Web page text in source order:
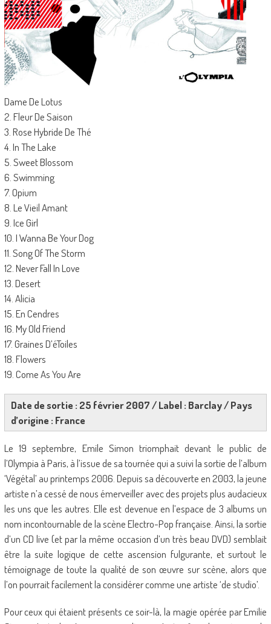
Dame De Lotus
2. Fleur De Saison
3. Rose Hybride De Thé
4. In The Lake
5. Sweet Blossom
6. Swimming
7. Opium
8. Le Vieil Amant
9. Ice Girl
10. I Wanna Be Your Dog
11. Song Of The Storm
12. Never Fall In Love
13. Desert
14. Alicia
15. En Cendres
16. My Old Friend
17. Graines D’éToiles
18. Flowers
19. Come As You Are
Date de sortie : 25 février 2007 / Label : Barclay / Pays
d’origine : France
Le 19 septembre, Emile Simon triomphait devant le public de
l’Olympia à Paris, à l’issue de sa tournée qui a suivi la sortie de l’album
‘Végétal’ au printemps 2006. Depuis sa découverte en 2003, la jeune
artiste n’a cessé de nous émerveiller avec des projets plus audacieux
les uns que les autres. Elle est devenue en l’espace de 3 albums un
nom incontournable de la scène Electro-Pop française. Ainsi, la sortie
d’un CD live (et par la même occasion d’un très beau DVD) semblait
être la suite logique de cette ascension fulgurante, et surtout le
témoignage de toute la qualité de son œuvre sur scène, alors que
l’on pourrait facilement la considérer comme une artiste ‘de studio’.
Pour ceux qui étaient présents ce soir-là, la magie opérée par Emilie